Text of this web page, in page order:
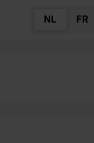
NL FR